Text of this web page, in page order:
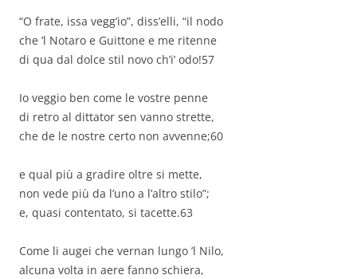
“O frate, issa vegg’io”, diss’elli, “il nodo
che ’l Notaro e Guittone e me ritenne
di qua dal dolce stil novo ch’i’ odo!57
Io veggio ben come le vostre penne
di retro al dittator sen vanno strette,
che de le nostre certo non avvenne;60
e qual più a gradire oltre si mette,
non vede più da l’uno a l’altro stilo”;
e, quasi contentato, si tacette.63
Come li augei che vernan lungo ’l Nilo,
alcuna volta in aere fanno schiera,